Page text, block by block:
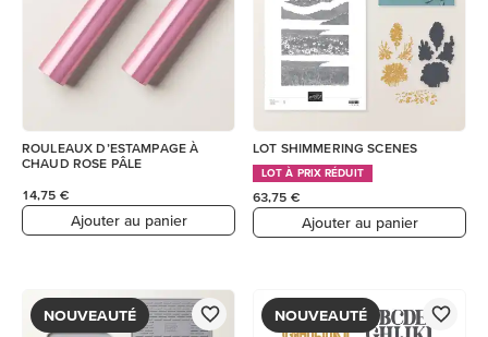
ROULEAUX D’ESTAMPAGE À
CHAUD ROSE PÂLE
14,75 €
Ajouter au panier
LOT SHIMMERING SCENES
LOT À PRIX RÉDUIT
63,75 €
Ajouter au panier
NOUVEAUTÉ NOUVEAUTÉ